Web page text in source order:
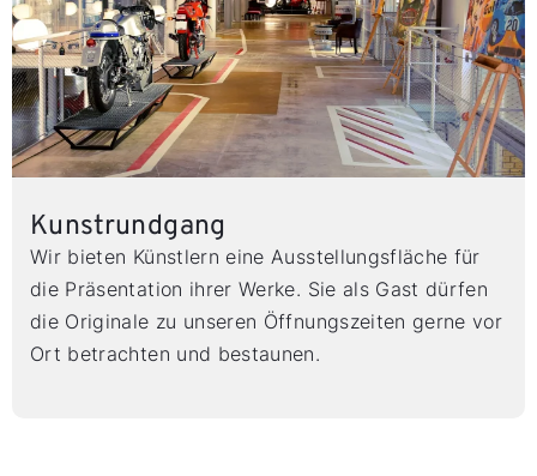
Kunstrundgang
Wir bieten Künstlern eine Ausstellungsfläche für
die Präsentation ihrer Werke. Sie als Gast dürfen
die Originale zu unseren Öffnungszeiten gerne vor
Ort betrachten und bestaunen.